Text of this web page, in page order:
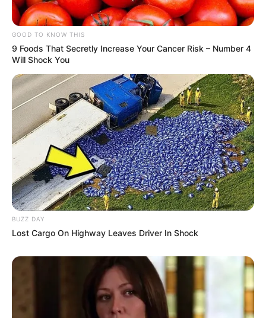
Tags Ipl Ipl 2020
અમારી યુટ્યુબ ચેનલ ને Subscribe કરો
અમદાવાદમાં મેયરને જોતા જ 3 દિવસથી પાણીમાં
રહેલા લોકોનો બાટલો ફાટ્યો
1 week ago
GOOD TO KNOW THIS
9 Foods That Secretly Increase Your Cancer Risk – Number 4
Will Shock You
BUZZ DAY
Lost Cargo On Highway Leaves Driver In Shock